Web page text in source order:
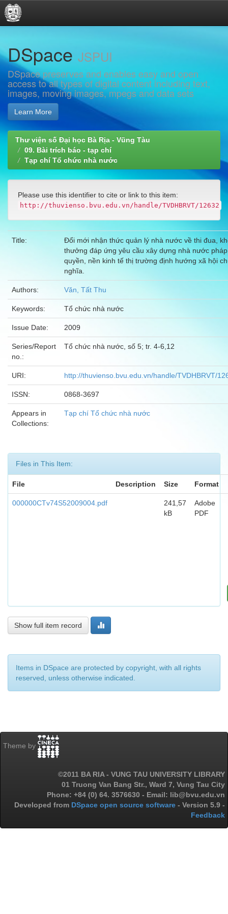
navigation
DSpace JSPUI
DSpace preserves and enables easy and open
access to all types of digital content including text,
images, moving images, mpegs and data sets
Learn More
Thư viện số Đại học Bà Rịa - Vũng Tàu
09. Bài trích báo - tạp chí
Tạp chí Tổ chức nhà nước
Please use this identifier to cite or link to this item:
http://thuvienso.bvu.edu.vn/handle/TVDHBRVT/12632
Title:
Đổi mới nhận thức quản lý nhà nước về thi đua,
thưởng đáp ứng yêu cầu xây dựng nhà nước pháp
quyền, nền kinh tế thị trường định hướng xã hội
nghĩa.
Authors: Văn, Tất Thu
Keywords: Tổ chức nhà nước
Issue Date: 2009
Series/Report
no.:
Tổ chức nhà nước, số 5; tr. 4-6,12
URI: http://thuvienso.bvu.edu.vn/handle/TVDHBRVT/
ISSN: 0868-3697
Appears in
Collections:
Tạp chí Tổ chức nhà nước
Files in This Item:
File Description Size Format
000000CTv74S52009004.pdf
241,57
kB
Adobe
PDF
Show full item record
Items in DSpace are protected by copyright, with all rights
reserved, unless otherwise indicated.
Theme by
©2011 BA RIA - VUNG TAU UNIVERSITY LIBRARY
01 Truong Van Bang Str., Ward 7, Vung Tau City
Phone: +84 (0) 64. 3576630 - Email: lib@bvu.edu.vn
Developed from DSpace open source software - Version 5.9 -
Feedback